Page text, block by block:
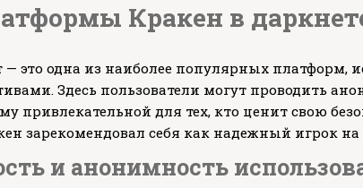
Кракен в
— это одна из наиболее популярных платформ,
Здесь пользователи могут проводить
привлекательной для тех, кто ценит свою
зарекомендовал себя как надежный игрок
и анонимность